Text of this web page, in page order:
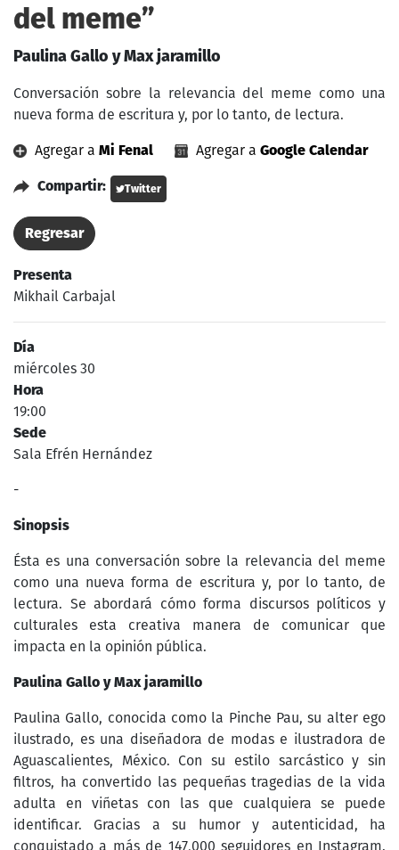
del meme”
Paulina Gallo y Max jaramillo
Conversación sobre la relevancia del meme como una
nueva forma de escritura y, por lo tanto, de lectura.
Agregar a Mi Fenal Agregar a Google Calendar
Compartir: Twitter
Regresar
Presenta
Mikhail Carbajal
Día
miércoles 30
Hora
19:00
Sede
Sala Efrén Hernández
-
Sinopsis
Ésta es una conversación sobre la relevancia del meme
como una nueva forma de escritura y, por lo tanto, de
lectura. Se abordará cómo forma discursos políticos y
culturales esta creativa manera de comunicar que
impacta en la opinión pública.
Paulina Gallo y Max jaramillo
Paulina Gallo, conocida como la Pinche Pau, su alter ego
ilustrado, es una diseñadora de modas e ilustradora de
Aguascalientes, México. Con su estilo sarcástico y sin
filtros, ha convertido las pequeñas tragedias de la vida
adulta en viñetas con las que cualquiera se puede
identificar. Gracias a su humor y autenticidad, ha
conquistado a más de 147,000 seguidores en Instagram.